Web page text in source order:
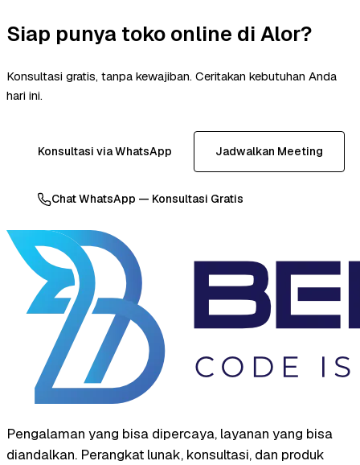
Siap punya toko online di Alor?
Konsultasi gratis, tanpa kewajiban. Ceritakan kebutuhan Anda
hari ini.
Konsultasi via WhatsApp Jadwalkan Meeting
Chat WhatsApp — Konsultasi Gratis
Pengalaman yang bisa dipercaya, layanan yang bisa
diandalkan. Perangkat lunak, konsultasi, dan produk